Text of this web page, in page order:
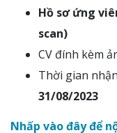
Hồ sơ ứng
scan)
CV đính kèm
Thời gian
31/08/2023
Nhấp vào đây để